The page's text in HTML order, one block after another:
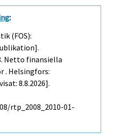
:
(FOS):
Netto finansiella
. Helsingfors:
8.8.2026].
rtp_2008_2010-01-